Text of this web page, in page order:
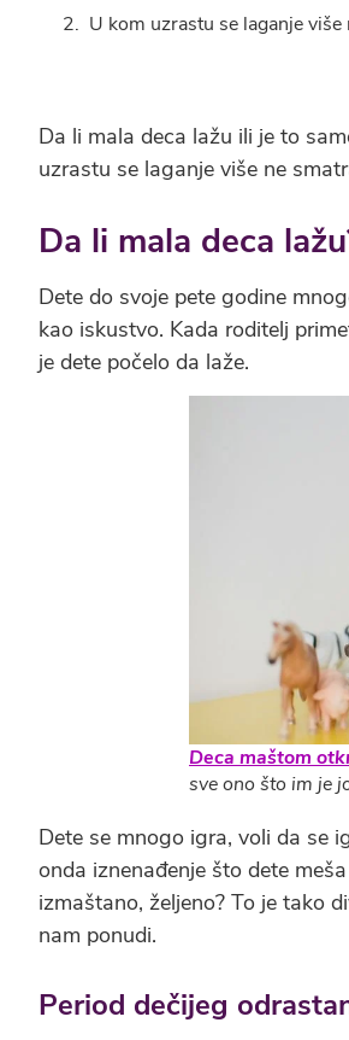
U kom uzrastu se laganje
Da li mala deca lažu ili je to
uzrastu se laganje više ne
Da li mala deca
Dete do svoje pete godine
kao iskustvo. Kada roditelj
je dete počelo da laže.
Deca maštom
sve ono što im je
Dete se mnogo igra, voli da se
onda iznenađenje što dete
izmaštano, željeno? To je tako
nam ponudi.
Period dečijeg